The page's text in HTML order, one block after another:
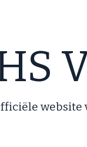
website